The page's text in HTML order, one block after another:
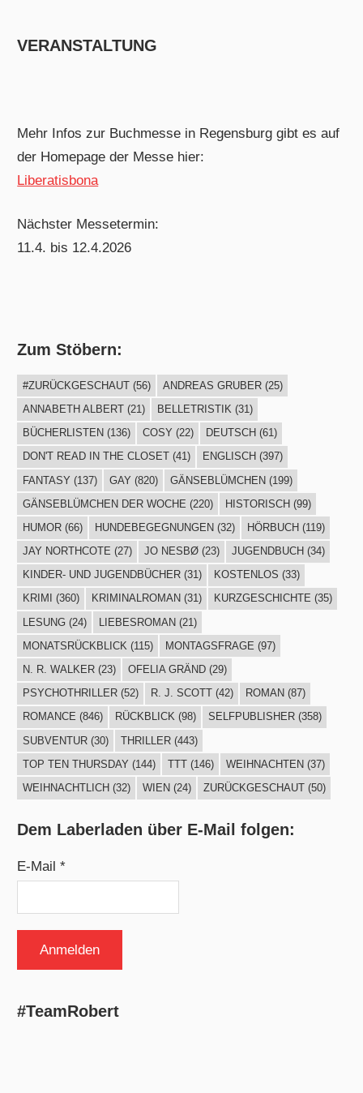
VERANSTALTUNG
Mehr Infos zur Buchmesse in Regensburg gibt es auf
der Homepage der Messe hier:
Liberatisbona
Nächster Messetermin:
11.4. bis 12.4.2026
Zum Stöbern:
#ZURÜCKGESCHAUT(56) ANDREAS GRUBER(25)
ANNABETH ALBERT(21) BELLETRISTIK (31)
BÜCHERLISTEN (136) COSY (22) DEUTSCH (61)
DON'T READ IN THE CLOSET(41) ENGLISCH (397)
FANTASY (137) GAY (820) GÄNSEBLÜMCHEN(199)
GÄNSEBLÜMCHEN DER WOCHE (220) HISTORISCH(99)
HUMOR(66) HUNDEBEGEGNUNGEN (32) HÖRBUCH (119)
JAY NORTHCOTE (27) JO NESBØ(23) JUGENDBUCH (34)
KINDER- UND JUGENDBÜCHER(31) KOSTENLOS (33)
KRIMI
(360) KRIMINALROMAN (31) KURZGESCHICHTE (35)
LESUNG(24) LIEBESROMAN(21)
MONATSRÜCKBLICK (115) MONTAGSFRAGE (97)
N. R. WALKER(23) OFELIA GRÄND(29)
PSYCHOTHRILLER(52) R. J. SCOTT(42) ROMAN (87)
ROMANCE (846) RÜCKBLICK(98) SELFPUBLISHER(358)
SUBVENTUR(30) THRILLER(443)
TOP TEN THURSDAY (144) TTT(146) WEIHNACHTEN (37)
WEIHNACHTLICH (32) WIEN (24) ZURÜCKGESCHAUT(50)
Dem Laberladen über E-Mail folgen:
E-Mail *
#TeamRobert